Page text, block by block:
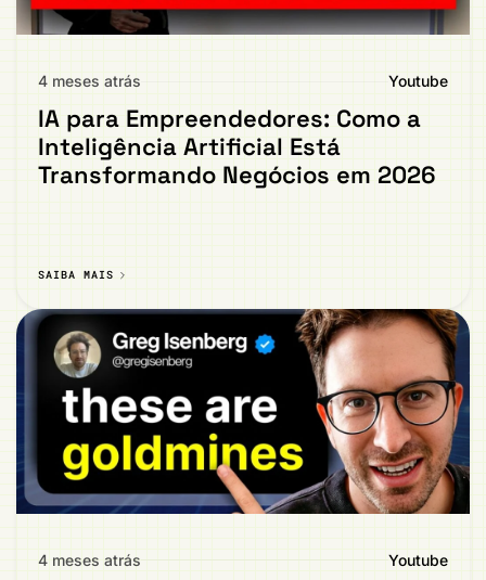
4 meses atrás Youtube
IA para Empreendedores: Como a
Inteligência Artificial Está
Transformando Negócios em 2026
SAIBA MAIS
4 meses atrás Youtube